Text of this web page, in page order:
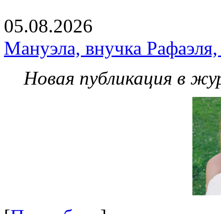
05.08.2026
Мануэла, внучка
Новая публикация в